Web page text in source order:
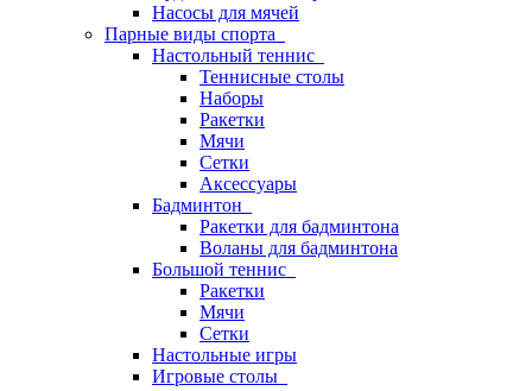
Насосы для мячей
Парные виды спорта
Настольный теннис
Теннисные столы
Наборы
Ракетки
Мячи
Сетки
Аксессуары
Бадминтон
Ракетки для бадминтона
Воланы для бадминтона
Большой теннис
Ракетки
Мячи
Сетки
Настольные игры
Игровые столы